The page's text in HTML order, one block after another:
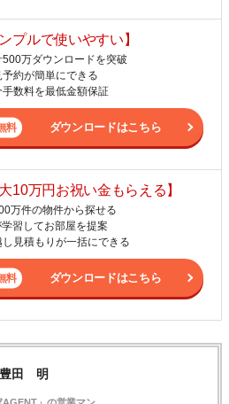
ンプルで使いやすい】
500万ダウンロードを突破
予約が簡単にできる
手数料を最低金額保証
ダウンロードはこちら
大10万円お祝い金もらえる】
万件の物件から探せる
学習してお部屋を提案
し見積もりが一括にできる
ダウンロードはこちら
田 明
AGENT」の営業マン